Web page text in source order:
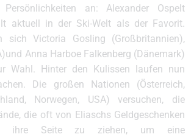
Persönlichkeiten an: Alexander Ospelt
aktuell in der Ski-Welt als der Favorit.
sich Victoria Gosling (Großbritannien),
Anna Harboe Falkenberg (Dänemark)
Wahl. Hinter den Kulissen laufen nun
Die großen Nationen (Österreich,
Norwegen, USA) versuchen, die
die oft von Eliaschs Geldgeschenken
ihre Seite zu ziehen, um eine